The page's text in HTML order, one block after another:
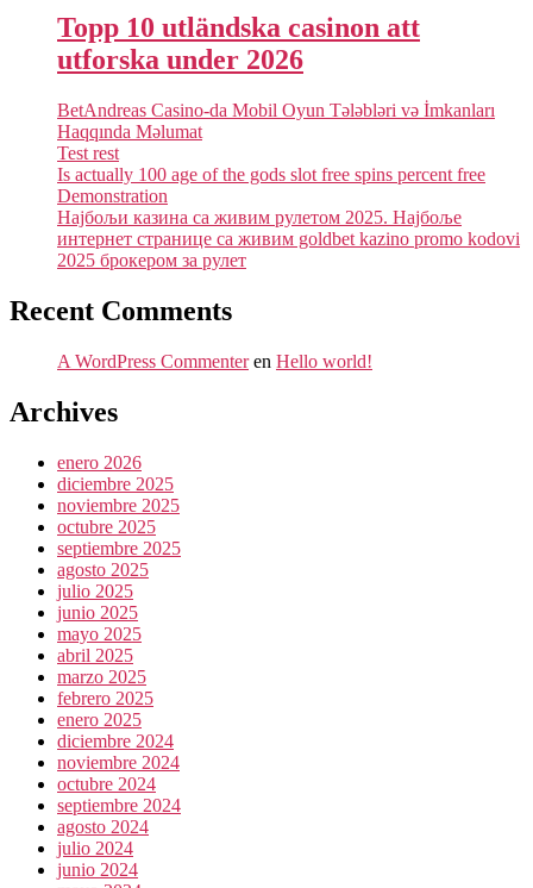
Topp 10 utländska casinon att
utforska under 2026
BetAndreas Casino-da Mobil Oyun Tələbləri və İmkanları
Haqqında Məlumat
Test rest
Is actually 100 age of the gods slot free spins percent free
Demonstration
Најбољи казина са живим рулетом 2025. Најбоље
интернет странице са живим goldbet kazino promo kodovi
2025 брокером за рулет
Recent Comments
A WordPress Commenteren Hello world!
Archives
enero 2026
diciembre 2025
noviembre 2025
octubre 2025
septiembre 2025
agosto 2025
julio 2025
junio 2025
mayo 2025
abril 2025
marzo 2025
febrero 2025
enero 2025
diciembre 2024
noviembre 2024
octubre 2024
septiembre 2024
agosto 2024
julio 2024
junio 2024